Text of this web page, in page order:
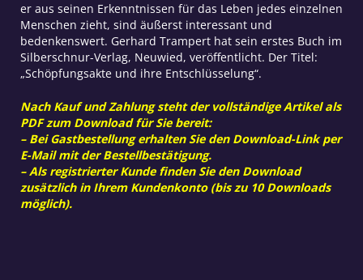
er aus seinen Erkenntnissen für das Leben jedes einzelnen
Menschen zieht, sind äußerst interessant und
bedenkenswert. Gerhard Trampert hat sein erstes Buch im
Silberschnur-Verlag, Neuwied, veröffentlicht. Der Titel:
„Schöpfungsakte und ihre Entschlüsselung“.
Nach Kauf und Zahlung steht der vollständige Artikel als
PDF zum Download für Sie bereit:
– Bei Gastbestellung erhalten Sie den Download-Link per
E-Mail mit der Bestellbestätigung.
– Als registrierter Kunde finden Sie den Download
zusätzlich in Ihrem Kundenkonto (bis zu 10 Downloads
möglich).